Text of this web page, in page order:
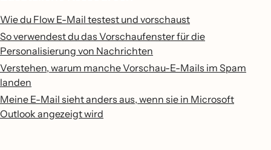
Wie du Flow E-Mail testest und vorschaust
So verwendest du das Vorschaufenster für die
Personalisierung von Nachrichten
Verstehen, warum manche Vorschau-E-Mails im Spam
landen
Meine E-Mail sieht anders aus, wenn sie in Microsoft
Outlook angezeigt wird